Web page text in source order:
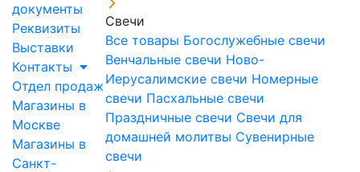
документы
Реквизиты
Выставки
Контакты
Отдел продаж
Магазины в
Москве
Магазины в
Санкт-
Свечи
Все товары Богослужебные свечи
Венчальные свечи Ново-
Иерусалимские свечи Номерные
свечи Пасхальные свечи
Праздничные свечи Свечи для
домашней молитвы Сувенирные
свечи